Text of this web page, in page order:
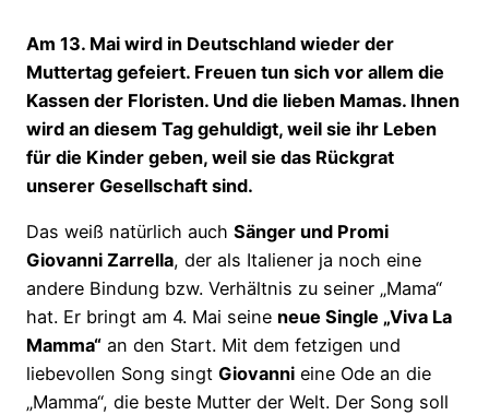
Am 13. Mai wird in Deutschland wieder der
Muttertag gefeiert. Freuen tun sich vor allem die
Kassen der Floristen. Und die lieben Mamas. Ihnen
wird an diesem Tag gehuldigt, weil sie ihr Leben
für die Kinder geben, weil sie das Rückgrat
unserer Gesellschaft sind.
Das weiß natürlich auch Sänger und Promi
Giovanni Zarrella, der als Italiener ja noch eine
andere Bindung bzw. Verhältnis zu seiner „Mama“
hat. Er bringt am 4. Mai seine neue Single „Viva La
Mamma“ an den Start. Mit dem fetzigen und
liebevollen Song singt Giovanni eine Ode an die
„Mamma“, die beste Mutter der Welt. Der Song soll